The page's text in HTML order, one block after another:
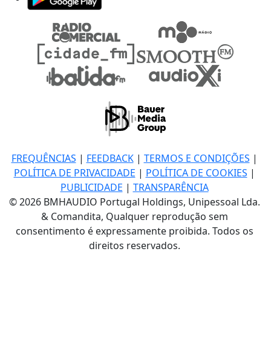
FREQUÊNCIAS | FEEDBACK| TERMOS E CONDIÇÕES |
POLÍTICA DE PRIVACIDADE | POLÍTICA DE COOKIES |
PUBLICIDADE | TRANSPARÊNCIA
© 2026 BMHAUDIO Portugal Holdings, Unipessoal Lda.
& Comandita, Qualquer reprodução sem
consentimento é expressamente proibida. Todos os
direitos reservados.